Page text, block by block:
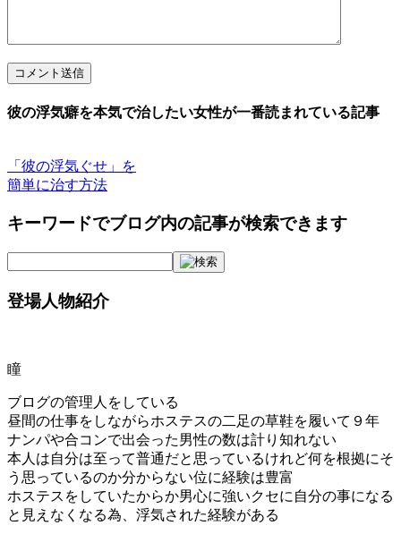
コメント送信
彼の浮気癖を本気で治したい女性が一番読まれている記事
「彼の浮気ぐせ」を
簡単に治す方法
キーワードでブログ内の記事が検索できます
登場人物紹介
瞳
ブログの管理人をしている
昼間の仕事をしながらホステスの二足の草鞋を履いて９年
ナンパや合コンで出会った男性の数は計り知れない
本人は自分は至って普通だと思っているけれど何を根拠にそ
う思っているのか分からない位に経験は豊富
ホステスをしていたからか男心に強いクセに自分の事になる
と見えなくなる為、浮気された経験がある